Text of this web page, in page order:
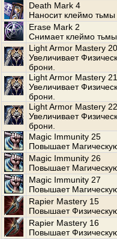
Death Mark 4
Наносит клеймо
Erase Mark 2
Снимает клеймо
Light Armor Mastery 20
Увеличивает
брони.
Light Armor Mastery 21
Увеличивает
брони.
Light Armor Mastery 22
Увеличивает
брони.
Magic Immunity 25
Повышает
Magic Immunity 26
Повышает
Magic Immunity 27
Повышает
Rapier Mastery 15
Повышает
Rapier Mastery 16
Повышает